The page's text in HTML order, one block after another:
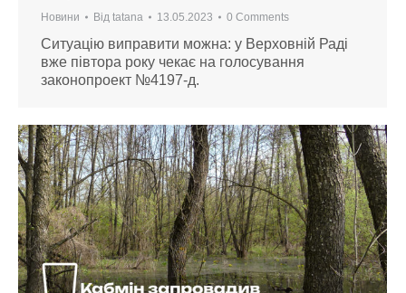
Новини Від tatana 13.05.2023 0 Comments
Ситуацію виправити можна: у Верховній Раді
вже півтора року чекає на голосування
законопроект №4197-д.